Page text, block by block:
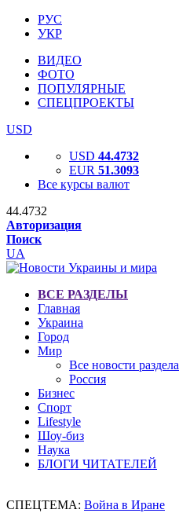
РУС
УКР
ВИДЕО
ФОТО
ПОПУЛЯРНЫЕ
СПЕЦПРОЕКТЫ
USD
USD 44.4732
EUR 51.3093
Все курсы валют
44.4732
Авторизация
Поиск
UA
ВСЕ РАЗДЕЛЫ
Главная
Украина
Город
Мир
Все новости раздела
Россия
Бизнес
Спорт
Lifestyle
Шоу-биз
Наука
БЛОГИ ЧИТАТЕЛЕЙ
СПЕЦТЕМА: Война в Иране